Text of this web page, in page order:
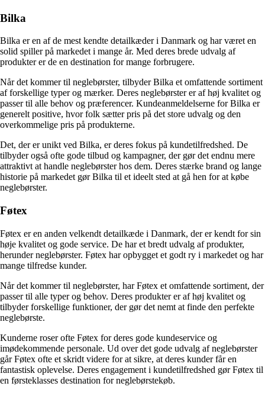
Bilka
Bilka er en af ​​de mest kendte detailkæder i Danmark og har været en
solid spiller på markedet i mange år. Med deres brede udvalg af
produkter er de en destination for mange forbrugere.
Når det kommer til neglebørster, tilbyder Bilka et omfattende sortiment
af forskellige typer og mærker. Deres neglebørster er af høj kvalitet og
passer til alle behov og præferencer. Kundeanmeldelserne for Bilka er
generelt positive, hvor folk sætter pris på det store udvalg og den
overkommelige pris på produkterne.
Det, der er unikt ved Bilka, er deres fokus på kundetilfredshed. De
tilbyder også ofte gode tilbud og kampagner, der gør det endnu mere
attraktivt at handle neglebørster hos dem. Deres stærke brand og lange
historie på markedet gør Bilka til et ideelt sted at gå hen for at købe
neglebørster.
Føtex
Føtex er en anden velkendt detailkæde i Danmark, der er kendt for sin
høje kvalitet og gode service. De har et bredt udvalg af produkter,
herunder neglebørster. Føtex har opbygget et godt ry i markedet og har
mange tilfredse kunder.
Når det kommer til neglebørster, har Føtex et omfattende sortiment, der
passer til alle typer og behov. Deres produkter er af høj kvalitet og
tilbyder forskellige funktioner, der gør det nemt at finde den perfekte
neglebørste.
Kunderne roser ofte Føtex for deres gode kundeservice og
imødekommende personale. Ud over det gode udvalg af neglebørster
går Føtex ofte et skridt videre for at sikre, at deres kunder får en
fantastisk oplevelse. Deres engagement i kundetilfredshed gør Føtex til
en førsteklasses destination for neglebørstekøb.